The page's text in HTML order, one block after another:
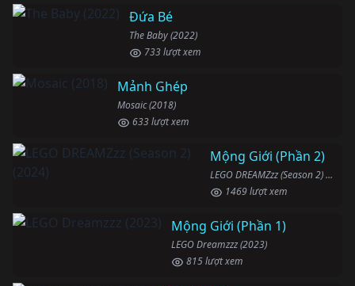
Đứa Bé
The Baby (2022)
733 lượt xem
Mảnh Ghép
Mosaic (2018)
633 lượt xem
Mộng Giới (Phần 2)
LEGO DREAMZzz (Season 2) (2024)
1469 lượt xem
Mộng Giới (Phần 1)
LEGO Dreamzzz (2023)
815 lượt xem